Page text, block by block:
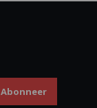
Abonneer